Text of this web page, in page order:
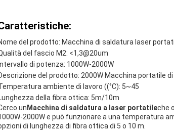
del prodotto: Macchina di saldatura laser
del fascio M2: <1,3@20um
di potenza: 1000W-2000W
del prodotto: 2000W Macchina portatile
ambiente di lavoro ((°C): 5~45
della fibra ottica: 5m/10m
un Macchina di saldatura a laser portatileche
2000W e può funzionare a una temperatura
di lunghezza di fibra ottica di 5 o 10 m.